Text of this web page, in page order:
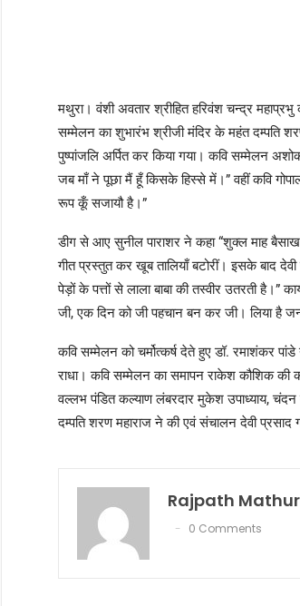
मथुरा। वंशी अवतार श्रीहित हरिवंश चन्द्र
सम्मेलन का शुभारंभ श्रीजी मंदिर के महंत दम्पति
पुष्पांजलि अर्पित कर किया गया। कवि सम्मेलन
जब माँ ने पूछा मैं हूँ किसके हिस्से में।” वहीं कवि
रूप कूँ सजायौ है।”
डीग से आए सुनील पाराशर ने कहा “शुक्ल माह बैसाख
गीत प्रस्तुत कर खूब तालियाँ बटोरीं। इसके बाद
पेड़ों के पत्तों से लाला बाबा की तस्वीर उतरती
जी, एक दिन को जी पहचान बन कर जी। लिया है
कवि सम्मेलन को चर्मोत्कर्ष देते हुए डॉ. रमाशंकर
राधा। कवि सम्मेलन का समापन राकेश कौशिक की
वल्लभ पंडित कल्याण लंबरदार मुकेश उपाध्याय,
दम्पति शरण महाराज ने की एवं संचालन देवी प्रसाद
Rajpath
0 Comments